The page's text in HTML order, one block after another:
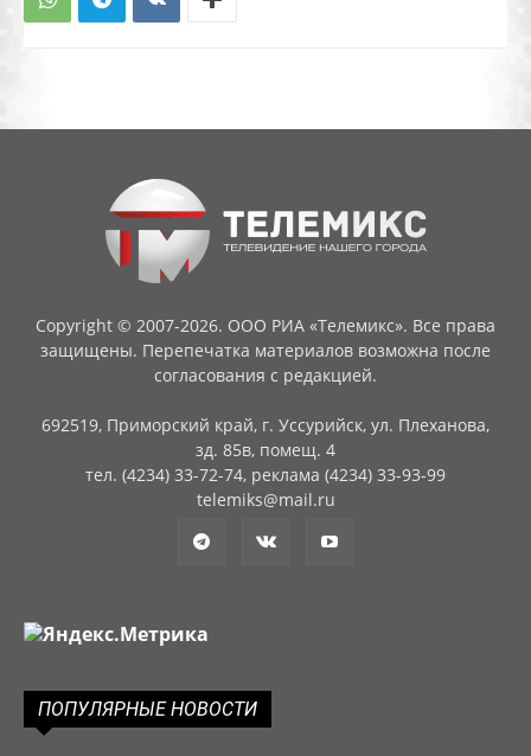
Copyright © 2007-2026. ООО РИА «Телемикс». Все права
защищены. Перепечатка материалов возможна после
согласования с редакцией.
692519, Приморский край, г. Уссурийск, ул. Плеханова,
зд. 85в, помещ. 4
тел. (4234) 33-72-74, реклама (4234) 33-93-99
telemiks@mail.ru
ПОПУЛЯРНЫЕ НОВОСТИ